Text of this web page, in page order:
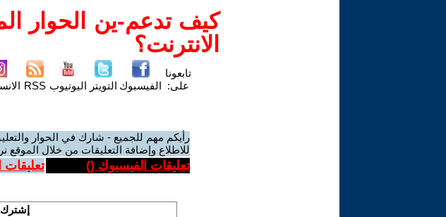
كيف تدعم-ين الحوار
الانترنت؟
تابعونا
على: الفيسبوك التويتر اليوتيوب RSS
رأيكم مهم للجميع - شارك في الحوار
للاطلاع وإضافة التعليقات من خلال الموقع
تعليقات الفيسبوك () تعليقات